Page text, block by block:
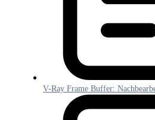
V-Ray Frame Buffer: